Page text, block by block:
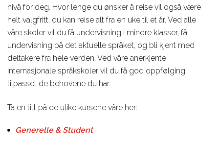
nivå for deg. Hvor lenge du ønsker å reise vil også være
helt valgfritt, du kan reise alt fra en uke til et år. Ved alle
våre skoler vil du få undervisning i mindre klasser, få
undervisning på det aktuelle språket, og bli kjent med
deltakere fra hele verden. Ved våre anerkjente
internasjonale språkskoler vil du få god oppfølging
tilpasset de behovene du har.
Ta en titt på de ulike kursene våre her:
Generelle & Student